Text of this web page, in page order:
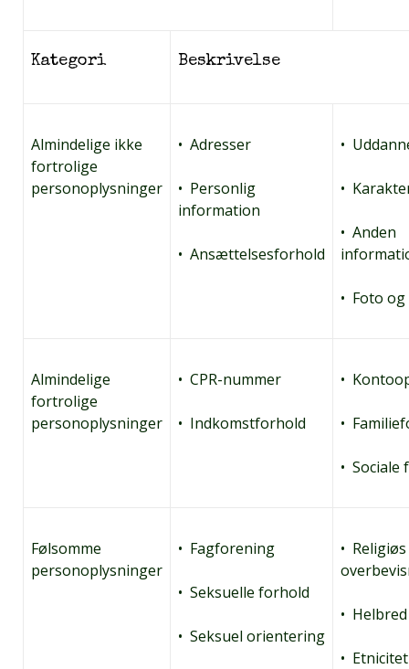
Kategori Beskrivelse
Almindelige ikke
fortrolige
personoplysninger
• Adresser
• Personlig
information
• Ansættelsesforhold
•
•
• Anden
• Foto
Almindelige
fortrolige
personoplysninger
• CPR-nummer
• Indkomstforhold
•
•
• Sociale
Følsomme
personoplysninger
• Fagforening
• Seksuelle forhold
• Seksuel orientering
• Religiøs
• Helbred
• Etnicitet